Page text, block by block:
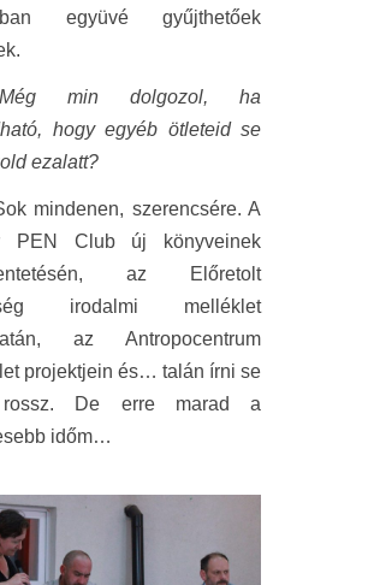
együvé gyűjthetőek
Még min dolgozol, ha
hogy egyéb ötleteid se
ezalatt?
mindenen, szerencsére. A
PEN Club új könyveinek
az Előretolt
irodalmi melléklet
az Antropocentrum
projektjein és… talán írni se
De erre marad a
időm…